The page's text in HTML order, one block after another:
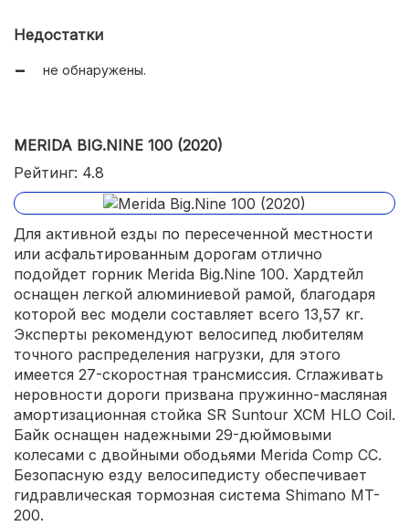
Недостатки
не обнаружены.
MERIDA BIG.NINE 100 (2020)
Рейтинг: 4.8
Для активной езды по пересеченной местности
или асфальтированным дорогам отлично
подойдет горник Merida Big.Nine 100. Хардтейл
оснащен легкой алюминиевой рамой, благодаря
которой вес модели составляет всего 13,57 кг.
Эксперты рекомендуют велосипед любителям
точного распределения нагрузки, для этого
имеется 27-скоростная трансмиссия. Сглаживать
неровности дороги призвана пружинно-масляная
амортизационная стойка SR Suntour XCM HLO Coil.
Байк оснащен надежными 29-дюймовыми
колесами с двойными ободьями Merida Comp CC.
Безопасную езду велосипедисту обеспечивает
гидравлическая тормозная система Shimano MT-
200.